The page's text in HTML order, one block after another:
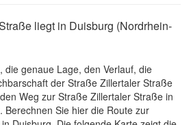
liegt in Duisburg (Nordrhein-
die genaue Lage, den Verlauf, die
der Straße Zillertaler Straße
Weg zur Straße Zillertaler Straße in
Berechnen Sie hier die Route zur